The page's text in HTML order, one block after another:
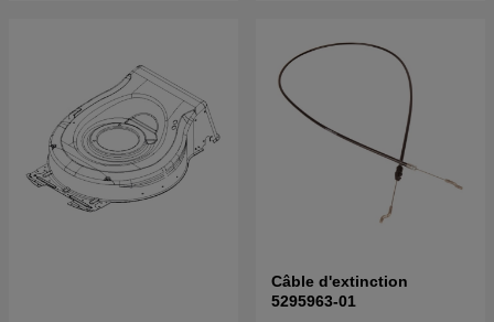
Câble d'extinction
5295963-01